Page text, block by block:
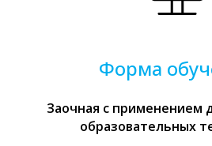
Форма
Заочная с применением
образовательных